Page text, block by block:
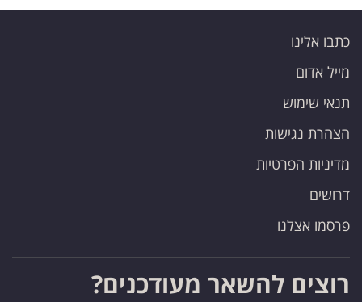
כתבו אלינו
מייל אדום
תנאי שימוש
הצהרת נגישות
מדיניות הפרטיות
דרושים
פרסמו אצלנו
רוצים להשאר מעודכנים?